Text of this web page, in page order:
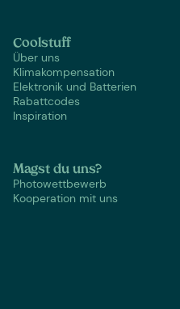
Coolstuff
Über uns
Klimakompensation
Elektronik und Batterien
Rabattcodes
Inspiration
Magst du uns?
Photowettbewerb
Kooperation mit uns